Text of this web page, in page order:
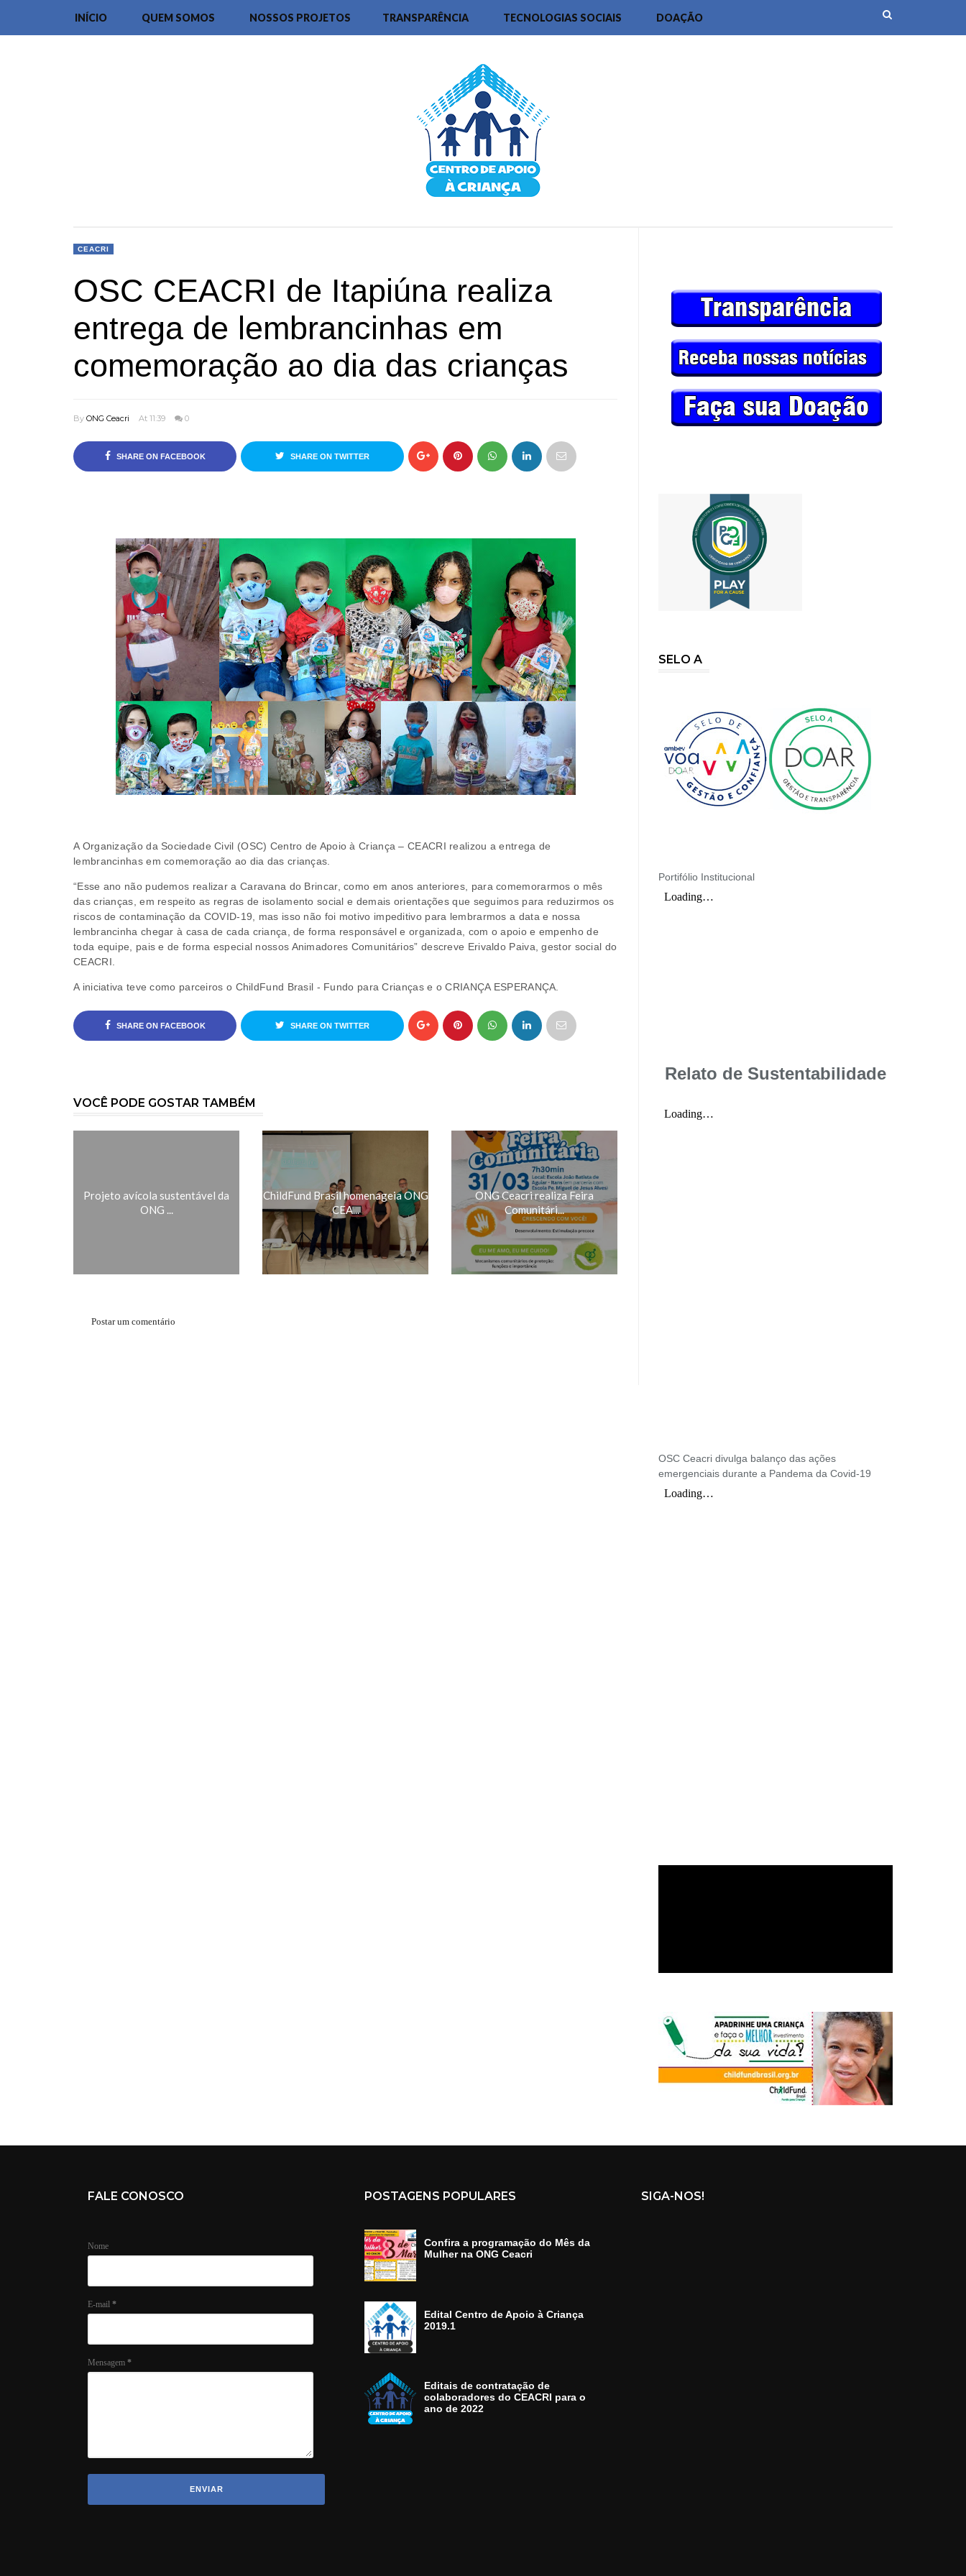
INÍCIO QUEM SOMOS NOSSOS PROJETOS TRANSPARÊNCIA TECNOLOGIAS SOCIAIS DOAÇÃO
CEACRI
OSC CEACRI de Itapiúna realiza
entrega de lembrancinhas em
comemoração ao dia das crianças
By ONG Ceacri At 11:39 0
SHARE ON FACEBOOK SHARE ON TWITTER
A Organização da Sociedade Civil (OSC) Centro de Apoio à Criança – CEACRI realizou a entrega de
lembrancinhas em comemoração ao dia das crianças.
“Esse ano não pudemos realizar a Caravana do Brincar, como em anos anteriores, para comemorarmos o mês
das crianças, em respeito as regras de isolamento social e demais orientações que seguimos para reduzirmos os
riscos de contaminação da COVID-19, mas isso não foi motivo impeditivo para lembrarmos a data e nossa
lembrancinha chegar à casa de cada criança, de forma responsável e organizada, com o apoio e empenho de
toda equipe, pais e de forma especial nossos Animadores Comunitários” descreve Erivaldo Paiva, gestor social do
CEACRI.
A iniciativa teve como parceiros o ChildFund Brasil - Fundo para Crianças e o CRIANÇA ESPERANÇA.
SHARE ON FACEBOOK SHARE ON TWITTER
VOCÊ PODE GOSTAR TAMBÉM
Projeto avícola sustentável da
ONG ...
ChildFund Brasil homenageia ONG
CEA...
ONG Ceacri realiza Feira
Comunitári...
Postar um comentário
SELO A
Portifólio Institucional
Relato de Sustentabilidade
OSC Ceacri divulga balanço das ações
emergenciais durante a Pandema da Covid-19
FALE CONOSCO
Nome
E-mail *
Mensagem *
POSTAGENS POPULARES
Confira a programação do Mês da
Mulher na ONG Ceacri
Edital Centro de Apoio à Criança
2019.1
Editais de contratação de
colaboradores do CEACRI para o
ano de 2022
SIGA-NOS!